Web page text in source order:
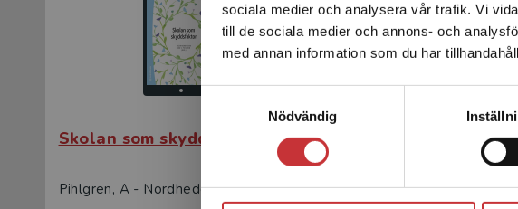
sociala medier och analysera vår trafik. Vi
till de sociala medier och annons- och
med annan information som du har
Samtyckesval
Nödvändig
enhet utanför
Sverige. För
Skolan som skyddsfaktor
Pihlgren, A - Nordheden, I (red.)
Skolan som
Pihlgren, A - Nordheden, I